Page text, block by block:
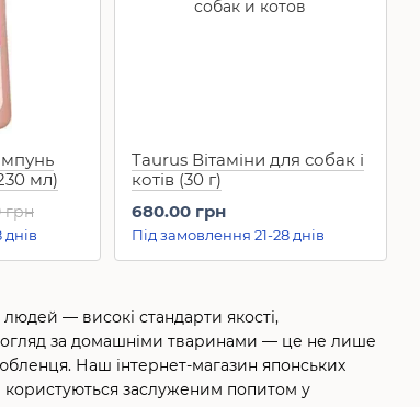
— високі стандарти якості,
за домашніми тваринами — це не лише
Наш інтернет-магазин японських
користуються заслуженим попитом у
мл)
грн
Taurus Вітаміни для собак і
котів (30 г)
680.00 грн
Під замовлення 21-28 днів